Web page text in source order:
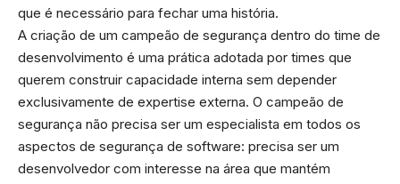
que é necessário para fechar uma história.
A criação de um campeão de segurança dentro do time de
desenvolvimento é uma prática adotada por times que
querem construir capacidade interna sem depender
exclusivamente de expertise externa. O campeão de
segurança não precisa ser um especialista em todos os
aspectos de segurança de software: precisa ser um
desenvolvedor com interesse na área que mantém